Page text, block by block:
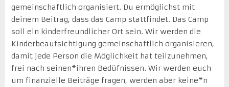
gemeinschaftlich organisiert. Du ermöglichst mit
deinem Beitrag, dass das Camp stattfindet. Das Camp
soll ein kinderfreundlicher Ort sein. Wir werden die
Kinderbeaufsichtigung gemeinschaftlich organisieren,
damit jede Person die Möglichkeit hat teilzunehmen,
frei nach seinen*ihren Bedüfnissen. Wir werden euch
um finanzielle Beiträge fragen, werden aber keine*n